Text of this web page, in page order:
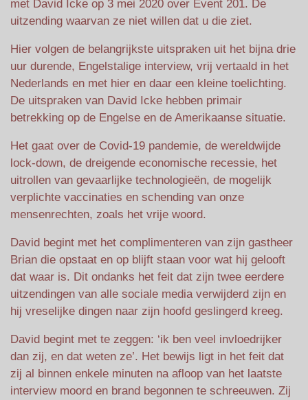
met David Icke op 3 mei 2020 over Event 201. De
uitzending waarvan ze niet willen dat u die ziet.
Hier volgen de belangrijkste uitspraken uit het bijna drie
uur durende, Engelstalige interview, vrij vertaald in het
Nederlands en met hier en daar een kleine toelichting.
De uitspraken van David Icke hebben primair
betrekking op de Engelse en de Amerikaanse situatie.
Het gaat over de Covid-19 pandemie, de wereldwijde
lock-down, de dreigende economische recessie, het
uitrollen van gevaarlijke technologieën, de mogelijk
verplichte vaccinaties en schending van onze
mensenrechten, zoals het vrije woord.
David begint met het complimenteren van zijn gastheer
Brian die opstaat en op blijft staan voor wat hij gelooft
dat waar is. Dit ondanks het feit dat zijn twee eerdere
uitzendingen van alle sociale media verwijderd zijn en
hij vreselijke dingen naar zijn hoofd geslingerd kreeg.
David begint met te zeggen: ‘ik ben veel invloedrijker
dan zij, en dat weten ze’. Het bewijs ligt in het feit dat
zij al binnen enkele minuten na afloop van het laatste
interview moord en brand begonnen te schreeuwen. Zij